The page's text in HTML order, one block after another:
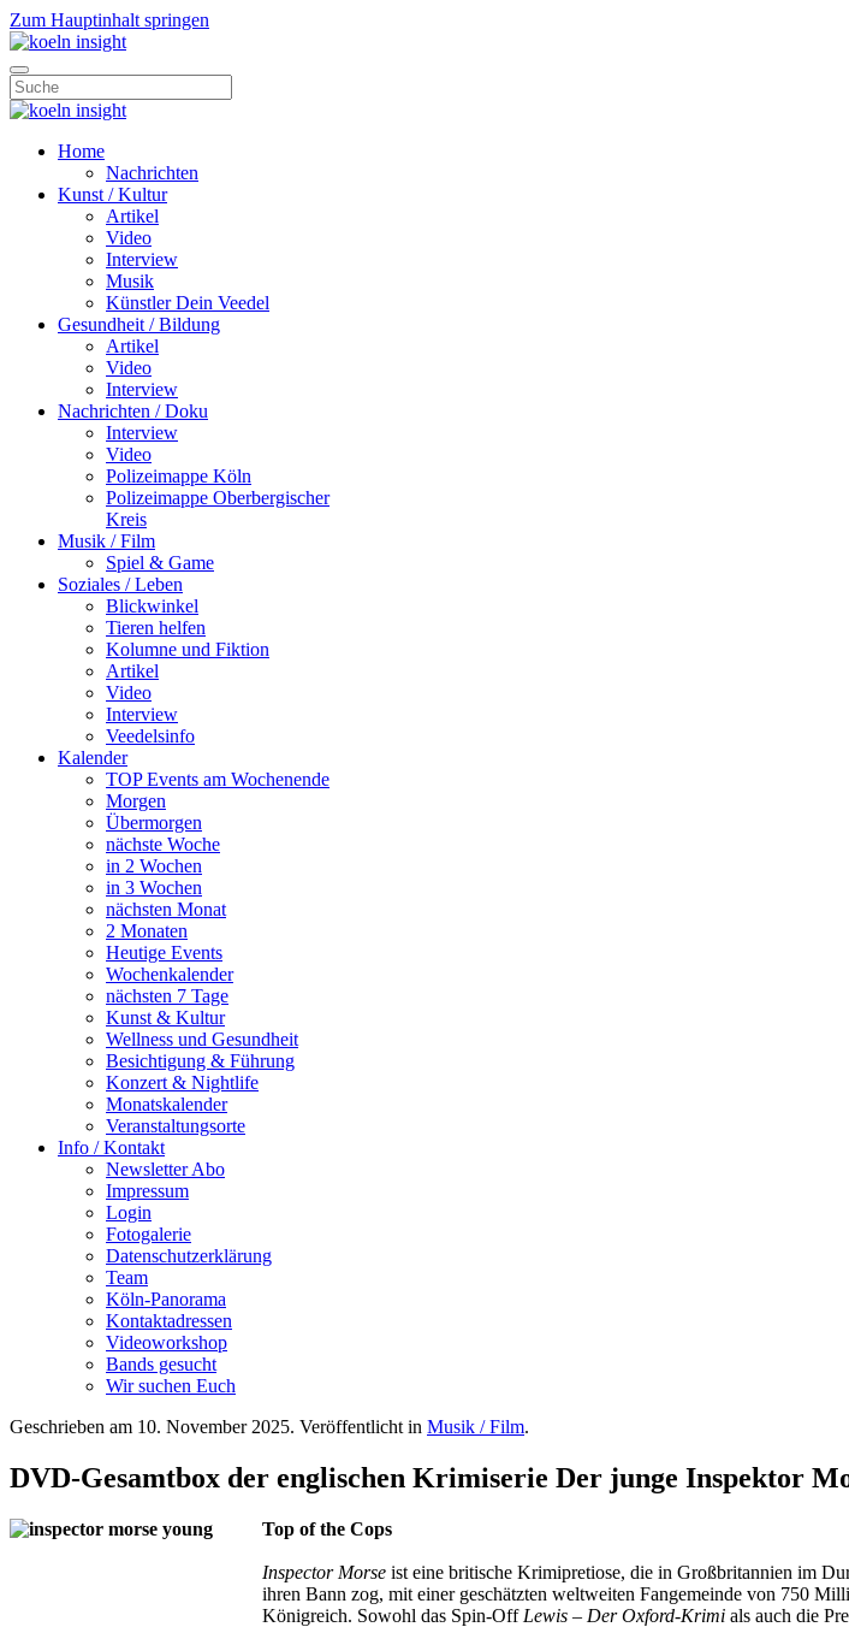
Zum Hauptinhalt springen
Home
Nachrichten
Kunst / Kultur
Artikel
Video
Interview
Musik
Künstler Dein Veedel
Gesundheit / Bildung
Artikel
Video
Interview
Nachrichten / Doku
Interview
Video
Polizeimappe Köln
Polizeimappe Oberbergischer
Kreis
Musik / Film
Spiel & Game
Soziales / Leben
Blickwinkel
Tieren helfen
Kolumne und Fiktion
Artikel
Video
Interview
Veedelsinfo
Kalender
TOP Events am Wochenende
Morgen
Übermorgen
nächste Woche
in 2 Wochen
in 3 Wochen
nächsten Monat
2 Monaten
Heutige Events
Wochenkalender
nächsten 7 Tage
Kunst & Kultur
Wellness und Gesundheit
Besichtigung & Führung
Konzert & Nightlife
Monatskalender
Veranstaltungsorte
Info / Kontakt
Newsletter Abo
Impressum
Login
Fotogalerie
Datenschutzerklärung
Team
Köln-Panorama
Kontaktadressen
Videoworkshop
Bands gesucht
Wir suchen Euch
Geschrieben am 10. November 2025. Veröffentlicht in Musik / Film.
DVD-Gesamtbox der englischen Krimiserie Der junge Inspektor
Top of the Cops
Inspector Morse ist eine britische Krimipretiose, die in Großbritannien im
ihren Bann zog, mit einer geschätzten weltweiten Fangemeinde von 750
Königreich. Sowohl das Spin-Off Lewis – Der Oxford-Krimi als auch die